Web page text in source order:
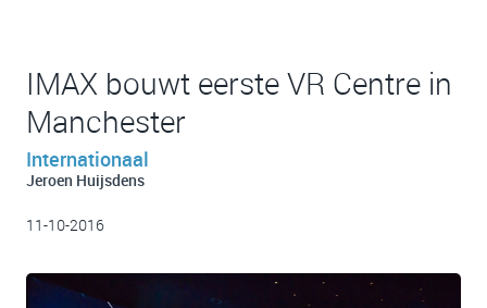
IMAX bouwt eerste VR Centre in
Manchester
Internationaal
Jeroen Huijsdens
11-10-2016